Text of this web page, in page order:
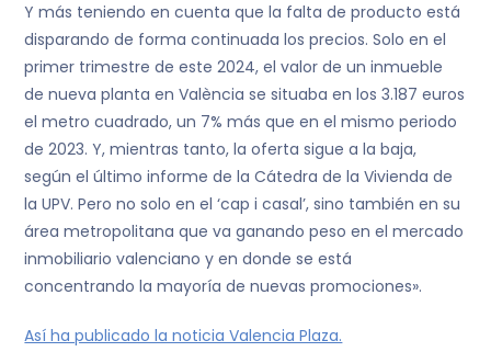
Y más teniendo en cuenta que la falta de producto está
disparando de forma continuada los precios. Solo en el
primer trimestre de este 2024, el valor de un inmueble
de nueva planta en València se situaba en los 3.187 euros
el metro cuadrado, un 7% más que en el mismo periodo
de 2023. Y, mientras tanto, la oferta sigue a la baja,
según el último informe de la Cátedra de la Vivienda de
la UPV. Pero no solo en el ‘cap i casal’, sino también en su
área metropolitana que va ganando peso en el mercado
inmobiliario valenciano y en donde se está
concentrando la mayoría de nuevas promociones».
Así ha publicado la noticia Valencia Plaza.